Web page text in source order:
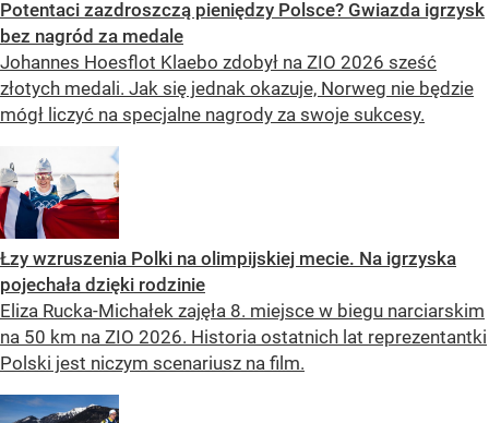
Potentaci zazdroszczą pieniędzy Polsce? Gwiazda igrzysk
bez nagród za medale
Johannes Hoesflot Klaebo zdobył na ZIO 2026 sześć
złotych medali. Jak się jednak okazuje, Norweg nie będzie
mógł liczyć na specjalne nagrody za swoje sukcesy.
Łzy wzruszenia Polki na olimpijskiej mecie. Na igrzyska
pojechała dzięki rodzinie
Eliza Rucka-Michałek zajęła 8. miejsce w biegu narciarskim
na 50 km na ZIO 2026. Historia ostatnich lat reprezentantki
Polski jest niczym scenariusz na film.